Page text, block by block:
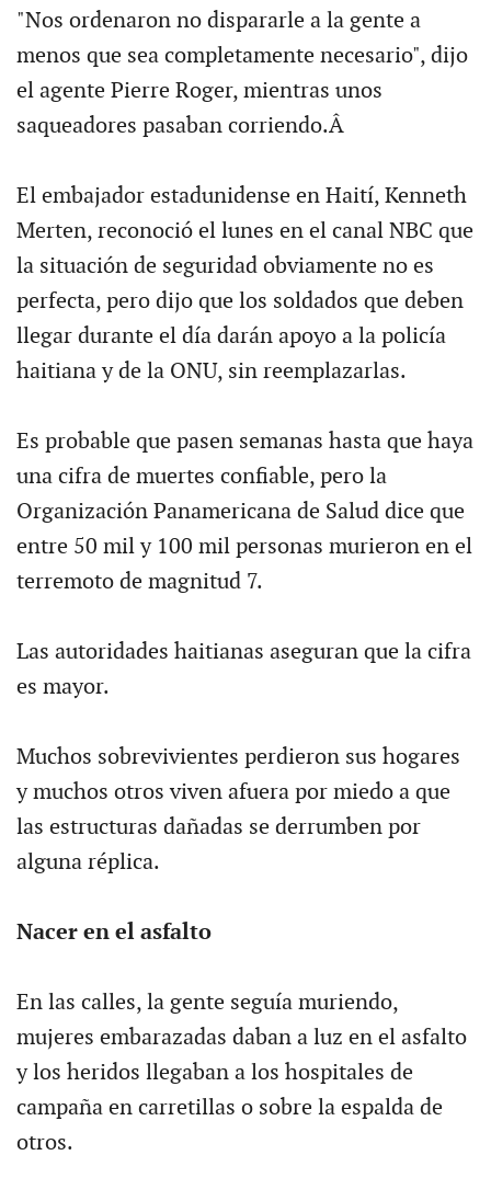
"Nos ordenaron no dispararle a la gente a
menos que sea completamente necesario", dijo
el agente Pierre Roger, mientras unos
saqueadores pasaban corriendo.Â
El embajador estadunidense en Haití, Kenneth
Merten, reconoció el lunes en el canal NBC que
la situación de seguridad obviamente no es
perfecta, pero dijo que los soldados que deben
llegar durante el día darán apoyo a la policía
haitiana y de la ONU, sin reemplazarlas.
Es probable que pasen semanas hasta que haya
una cifra de muertes confiable, pero la
Organización Panamericana de Salud dice que
entre 50 mil y 100 mil personas murieron en el
terremoto de magnitud 7.
Las autoridades haitianas aseguran que la cifra
es mayor.
Muchos sobrevivientes perdieron sus hogares
y muchos otros viven afuera por miedo a que
las estructuras dañadas se derrumben por
alguna réplica.
Nacer en el asfalto
En las calles, la gente seguía muriendo,
mujeres embarazadas daban a luz en el asfalto
y los heridos llegaban a los hospitales de
campaña en carretillas o sobre la espalda de
otros.